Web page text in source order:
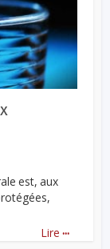
est, aux
Lire ...